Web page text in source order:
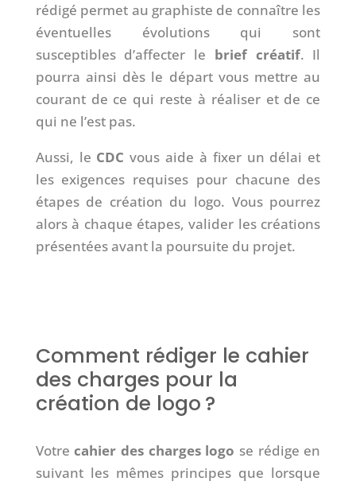
rédigé permet au graphiste de connaître les
éventuelles évolutions qui sont
susceptibles d’affecter le brief créatif. Il
pourra ainsi dès le départ vous mettre au
courant de ce qui reste à réaliser et de ce
qui ne l’est pas.
Aussi, le CDC vous aide à fixer un délai et
les exigences requises pour chacune des
étapes de création du logo. Vous pourrez
alors à chaque étapes, valider les créations
présentées avant la poursuite du projet.
Comment rédiger le cahier
des charges pour la
création de logo ?
Votrecahier des charges logo se rédige en
suivant les mêmes principes que lorsque